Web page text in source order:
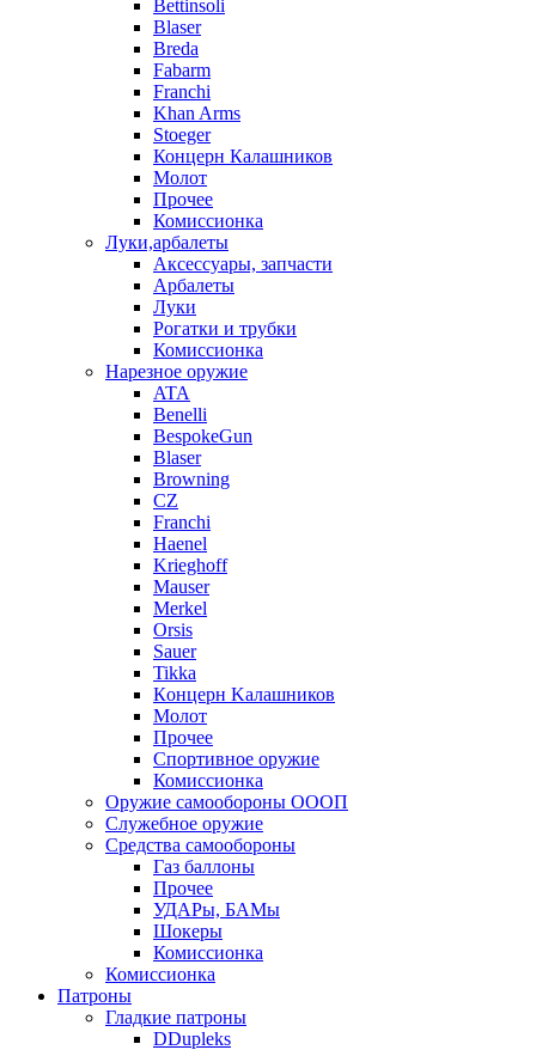
Bettinsoli
Blaser
Breda
Fabarm
Franchi
Khan Arms
Stoeger
Концерн Калашников
Молот
Прочее
Комиссионка
Луки,арбалеты
Аксессуары, запчасти
Арбалеты
Луки
Рогатки и трубки
Комиссионка
Нарезное оружие
ATA
Benelli
BespokeGun
Blaser
Browning
CZ
Franchi
Haenel
Krieghoff
Mauser
Merkel
Orsis
Sauer
Tikka
Кoнцеpн Kалашников
Молот
Прочее
Спортивное оружие
Комиссионка
Оружие самообороны ОООП
Служебное оружие
Средства самообороны
Газ баллоны
Прочее
УДАРы, БАМы
Шокеры
Комиссионка
Комиссионка
Патроны
Гладкие патроны
DDupleks